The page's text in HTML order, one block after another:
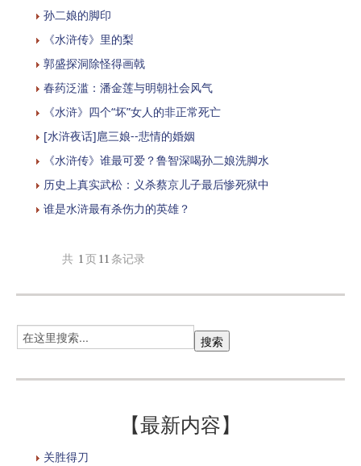
孙二娘的脚印
《水浒传》里的梨
郭盛探洞除怪得画戟
春药泛滥：潘金莲与明朝社会风气
《水浒》四个“坏”女人的非正常死亡
[水浒夜话]扈三娘--悲情的婚姻
《水浒传》谁最可爱？鲁智深喝孙二娘洗脚水
历史上真实武松：义杀蔡京儿子最后惨死狱中
谁是水浒最有杀伤力的英雄？
共 1 页 11 条记录
【最新内容】
关胜得刀